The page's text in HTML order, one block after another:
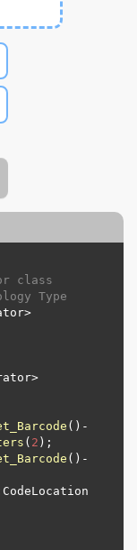
class
Type
()-
( 2 );
()-